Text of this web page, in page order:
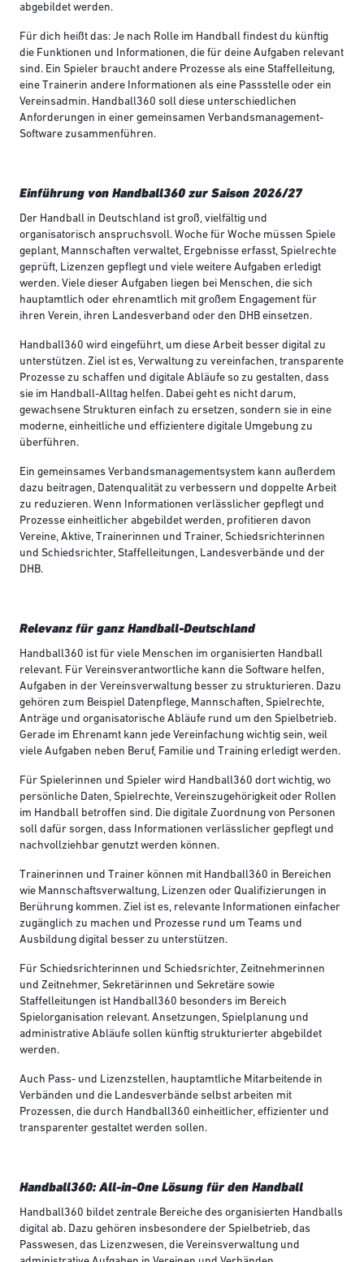
abgebildet werden.
Für dich heißt das: Je nach Rolle im Handball findest du künftig
die Funktionen und Informationen, die für deine Aufgaben relevant
sind. Ein Spieler braucht andere Prozesse als eine Staffelleitung,
eine Trainerin andere Informationen als eine Passstelle oder ein
Vereinsadmin. Handball360 soll diese unterschiedlichen
Anforderungen in einer gemeinsamen Verbandsmanagement-
Software zusammenführen.
Einführung von Handball360 zur Saison 2026/27
Der Handball in Deutschland ist groß, vielfältig und
organisatorisch anspruchsvoll. Woche für Woche müssen Spiele
geplant, Mannschaften verwaltet, Ergebnisse erfasst, Spielrechte
geprüft, Lizenzen gepflegt und viele weitere Aufgaben erledigt
werden. Viele dieser Aufgaben liegen bei Menschen, die sich
hauptamtlich oder ehrenamtlich mit großem Engagement für
ihren Verein, ihren Landesverband oder den DHB einsetzen.
Handball360 wird eingeführt, um diese Arbeit besser digital zu
unterstützen. Ziel ist es, Verwaltung zu vereinfachen, transparente
Prozesse zu schaffen und digitale Abläufe so zu gestalten, dass
sie im Handball-Alltag helfen. Dabei geht es nicht darum,
gewachsene Strukturen einfach zu ersetzen, sondern sie in eine
moderne, einheitliche und effizientere digitale Umgebung zu
überführen.
Ein gemeinsames Verbandsmanagementsystem kann außerdem
dazu beitragen, Datenqualität zu verbessern und doppelte Arbeit
zu reduzieren. Wenn Informationen verlässlicher gepflegt und
Prozesse einheitlicher abgebildet werden, profitieren davon
Vereine, Aktive, Trainerinnen und Trainer, Schiedsrichterinnen
und Schiedsrichter, Staffelleitungen, Landesverbände und der
DHB.
Relevanz für ganz Handball-Deutschland
Handball360 ist für viele Menschen im organisierten Handball
relevant. Für Vereinsverantwortliche kann die Software helfen,
Aufgaben in der Vereinsverwaltung besser zu strukturieren. Dazu
gehören zum Beispiel Datenpflege, Mannschaften, Spielrechte,
Anträge und organisatorische Abläufe rund um den Spielbetrieb.
Gerade im Ehrenamt kann jede Vereinfachung wichtig sein, weil
viele Aufgaben neben Beruf, Familie und Training erledigt werden.
Für Spielerinnen und Spieler wird Handball360 dort wichtig, wo
persönliche Daten, Spielrechte, Vereinszugehörigkeit oder Rollen
im Handball betroffen sind. Die digitale Zuordnung von Personen
soll dafür sorgen, dass Informationen verlässlicher gepflegt und
nachvollziehbar genutzt werden können.
Trainerinnen und Trainer können mit Handball360 in Bereichen
wie Mannschaftsverwaltung, Lizenzen oder Qualifizierungen in
Berührung kommen. Ziel ist es, relevante Informationen einfacher
zugänglich zu machen und Prozesse rund um Teams und
Ausbildung digital besser zu unterstützen.
Für Schiedsrichterinnen und Schiedsrichter, Zeitnehmerinnen
und Zeitnehmer, Sekretärinnen und Sekretäre sowie
Staffelleitungen ist Handball360 besonders im Bereich
Spielorganisation relevant. Ansetzungen, Spielplanung und
administrative Abläufe sollen künftig strukturierter abgebildet
werden.
Auch Pass- und Lizenzstellen, hauptamtliche Mitarbeitende in
Verbänden und die Landesverbände selbst arbeiten mit
Prozessen, die durch Handball360 einheitlicher, effizienter und
transparenter gestaltet werden sollen.
Handball360: All-in-One Lösung für den Handball
Handball360 bildet zentrale Bereiche des organisierten Handballs
digital ab. Dazu gehören insbesondere der Spielbetrieb, das
Passwesen, das Lizenzwesen, die Vereinsverwaltung und